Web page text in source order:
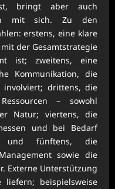
bringt aber auch
mit sich. Zu den
erstens, eine klare
der Gesamtstrategie
ist; zweitens, eine
Kommunikation, die
drittens, die
– sowohl
Natur; viertens, die
und bei Bedarf
und fünftens, die
sowie die
Externe Unterstützung
beispielsweise